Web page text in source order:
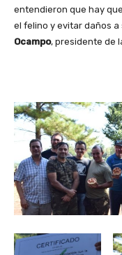
entendieron que hay
el felino y evitar daños a
Ocampo, presidente de